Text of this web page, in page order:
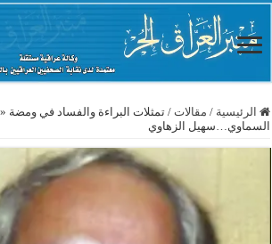
الرئيسية / مقالات / تمثلات البراءة والفساد في
السماوي…سهيل الزهاوي